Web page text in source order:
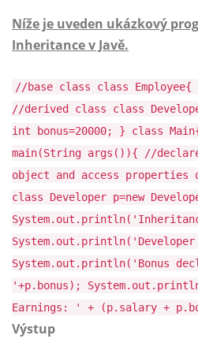
Níže je uveden ukázkový
Inheritance v Javě.
//base class class
//derived class class
int bonus=20000; } class
main(String args()){ //
object and access properties
class Developer p=new
System.out.println('Bonus
'+p.bonus);
Earnings: ' + (p.salary +
Výstup